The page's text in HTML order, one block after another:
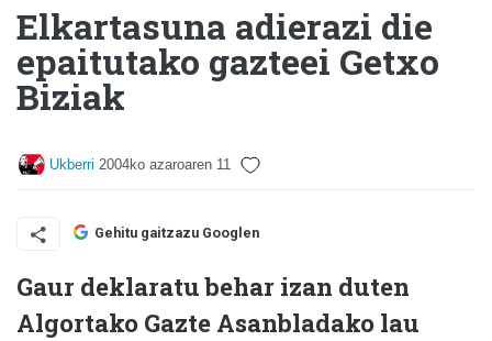
Elkartasuna adierazi die
epaitutako gazteei Getxo
Biziak
Ukberri 2004ko azaroaren 11
Gehitu gaitzazu Googlen
Gaur deklaratu behar izan duten
Algortako Gazte Asanbladako lau